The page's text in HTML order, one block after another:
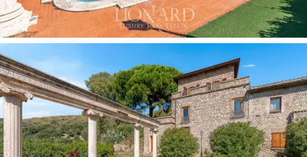
um convite para aproveitar e relaxar. Oolival de 25
hectares é uma característica de prestígio, com a
produçãode azeite de olivaagregando valor à
propriedade. Além do jardim e do olival, aflorestae os
campos aráveis, que se estendem por mais de40
hectares,oferecem contato direto com a natureza,
tornando este lugar um verdadeiro oásis de
tranquilidade e beleza.